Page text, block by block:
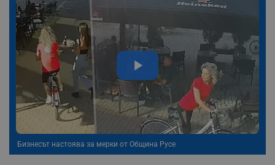
Бизнесът настоява за мерки от Община Русе